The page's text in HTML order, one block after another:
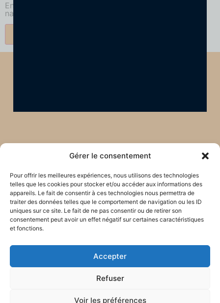
Gérer le consentement
Pour offrir les meilleures expériences, nous utilisons des technologies
telles que les cookies pour stocker et/ou accéder aux informations des
appareils. Le fait de consentir à ces technologies nous permettra de
traiter des données telles que le comportement de navigation ou les ID
uniques sur ce site. Le fait de ne pas consentir ou de retirer son
consentement peut avoir un effet négatif sur certaines caractéristiques
et fonctions.
Accepter
Refuser
Voir les préférences
Enregistrer mon nom, mon e-mail et mon site dans le
navigateur pour mon prochain commentaire.
Restons en lien !